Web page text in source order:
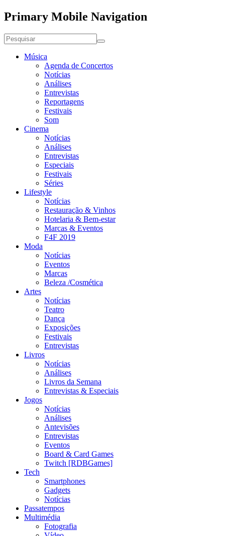
Primary Mobile Navigation
Música
Agenda de Concertos
Notícias
Análises
Entrevistas
Reportagens
Festivais
Som
Cinema
Notícias
Análises
Entrevistas
Especiais
Festivais
Séries
Lifestyle
Notícias
Restauração & Vinhos
Hotelaria & Bem-estar
Marcas & Eventos
F4F 2019
Moda
Notícias
Eventos
Marcas
Beleza /Cosmética
Artes
Notícias
Teatro
Dança
Exposições
Festivais
Entrevistas
Livros
Notícias
Análises
Livros da Semana
Entrevistas & Especiais
Jogos
Notícias
Análises
Antevisões
Entrevistas
Eventos
Board & Card Games
Twitch [RDBGames]
Tech
Smartphones
Gadgets
Notícias
Passatempos
Multimédia
Fotografia